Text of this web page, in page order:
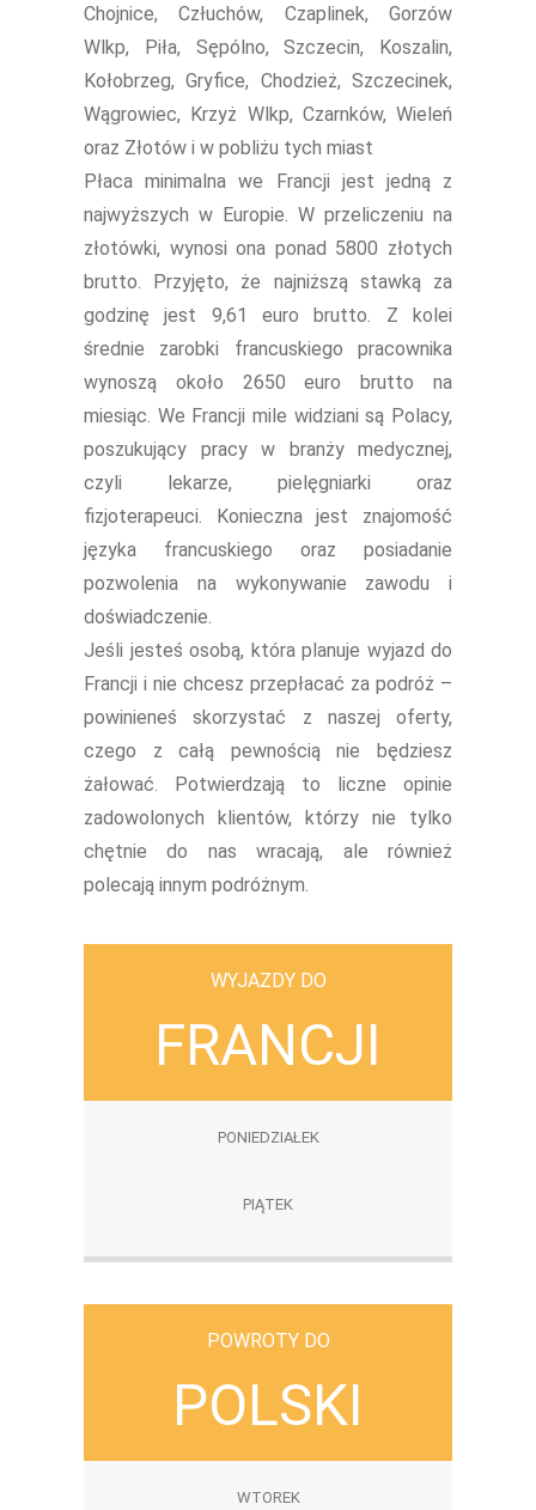
Chojnice, Człuchów, Czaplinek, Gorzów
Wlkp, Piła, Sępólno, Szczecin, Koszalin,
Kołobrzeg, Gryfice, Chodzież, Szczecinek,
Wągrowiec, Krzyż Wlkp, Czarnków, Wieleń
oraz Złotów i w pobliżu tych miast
Płaca minimalna we Francji jest jedną z
najwyższych w Europie. W przeliczeniu na
złotówki, wynosi ona ponad 5800 złotych
brutto. Przyjęto, że najniższą stawką za
godzinę jest 9,61 euro brutto. Z kolei
średnie zarobki francuskiego pracownika
wynoszą około 2650 euro brutto na
miesiąc. We Francji mile widziani są Polacy,
poszukujący pracy w branży medycznej,
czyli lekarze, pielęgniarki oraz
fizjoterapeuci. Konieczna jest znajomość
języka francuskiego oraz posiadanie
pozwolenia na wykonywanie zawodu i
doświadczenie.
Jeśli jesteś osobą, która planuje wyjazd do
Francji i nie chcesz przepłacać za podróż –
powinieneś skorzystać z naszej oferty,
czego z całą pewnością nie będziesz
żałować. Potwierdzają to liczne opinie
zadowolonych klientów, którzy nie tylko
chętnie do nas wracają, ale również
polecają innym podróżnym.
WYJAZDY DO
FRANCJI
PONIEDZIAŁEK
PIĄTEK
POWROTY DO
POLSKI
WTOREK